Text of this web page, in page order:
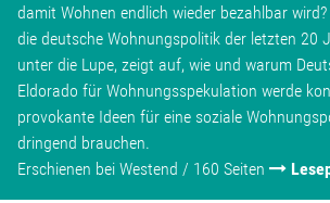
damit Wohnen endlich wieder bezahlbar
die deutsche Wohnungspolitik der letzten 20
unter die Lupe, zeigt auf, wie und warum
Eldorado für Wohnungsspekulation werde
provokante Ideen für eine soziale
dringend brauchen.
Erschienen bei Westend / 160 Seiten